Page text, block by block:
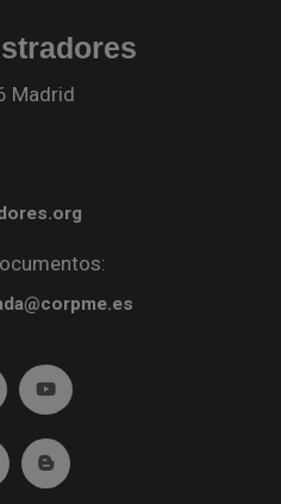
Madrid
(abre en ventana nueva)
Ir a twitter (abre en ventana nueva)
Ir a YouTube (abre en
en ventana nueva)
a Linkedin (abre en ventana nueva)
Ir al Blog (abre en ventana